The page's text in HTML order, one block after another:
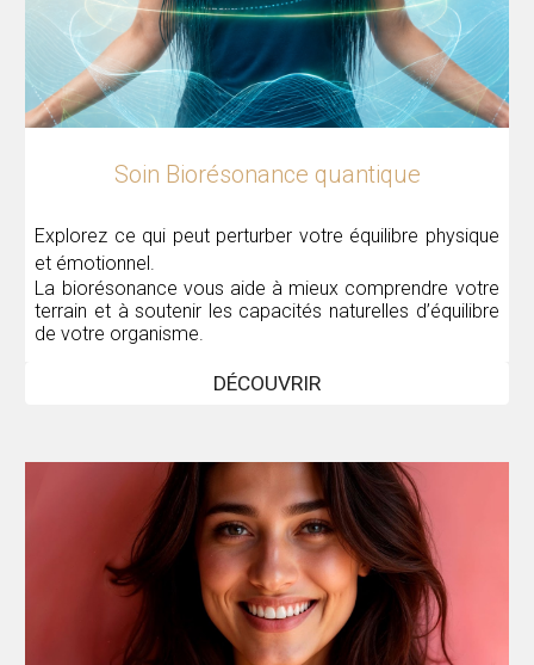
Soin Biorésonance quantique
Explorez ce qui peut perturber votre équilibre physique
et émotionnel.
La biorésonance vous aide à mieux comprendre votre
terrain et à soutenir les capacités naturelles d’équilibre
de votre organisme.
DÉCOUVRIR